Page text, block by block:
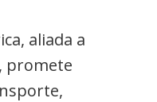
aliada a
promete